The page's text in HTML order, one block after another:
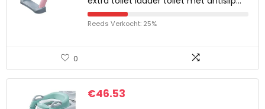
Reeds Verkocht: 25%
0
€46.53